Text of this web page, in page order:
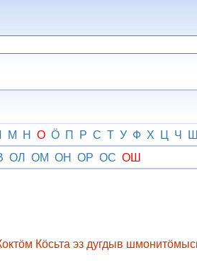
М Н О Ӧ П Р С Т У Ф Х Ц Ч Ш
ОЛ ОМ ОН ОР ОС ОШ
Кӧсьта эз дугдыв